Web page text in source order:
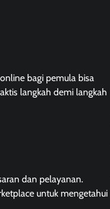
bagi pemula bisa
langkah demi langkah
dan pelayanan.
untuk mengetahui